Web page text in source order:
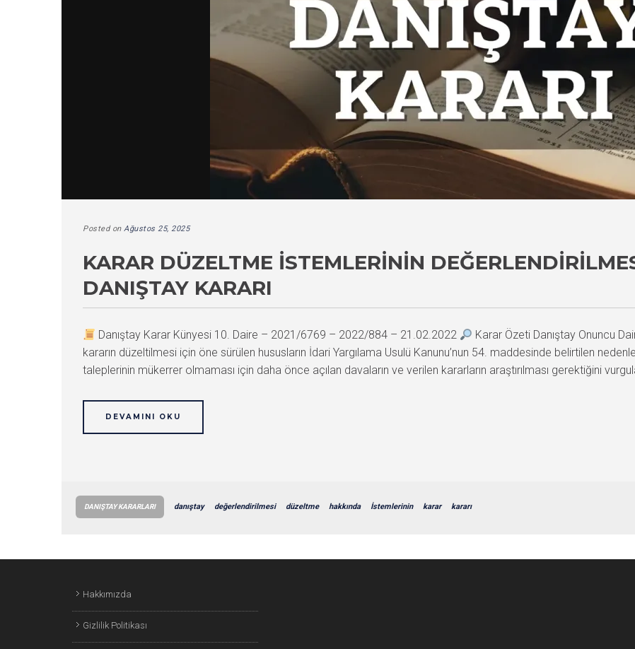
Posted on Ağustos 25, 2025
KARAR DÜZELTME İSTEMLERININ
DANIŞTAY KARARI
Danıştay Karar Künyesi 10. Daire – 2021/6769 – 2022/884 – 21.02.2022
Karar Özeti Danıştay Onuncu
kararın düzeltilmesi için öne sürülen hususların İdari Yargılama Usulü Kanunu’nun 54. maddesinde belirtilen
taleplerinin mükerrer olmaması için daha önce açılan davaların ve verilen kararların araştırılması gerektiğini
DEVAMINI OKU
DANIŞTAY KARARLARI danıştay değerlendirilmesi düzeltme hakkında İstemlerinin karar kararı
Hakkımızda
Gizlilik Politikası